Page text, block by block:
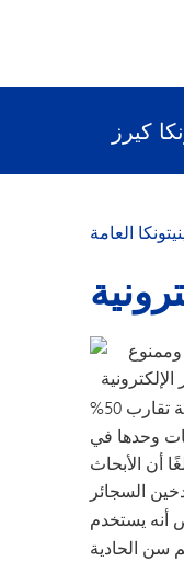
كيرز
العامة
، وهو ما يمثل زيادة بنسبة تقارب 50%
مليون دولار على الإعلانات وحدها في
أن الأبحاث
السجائر
أنه يستخدم
سن الحادية